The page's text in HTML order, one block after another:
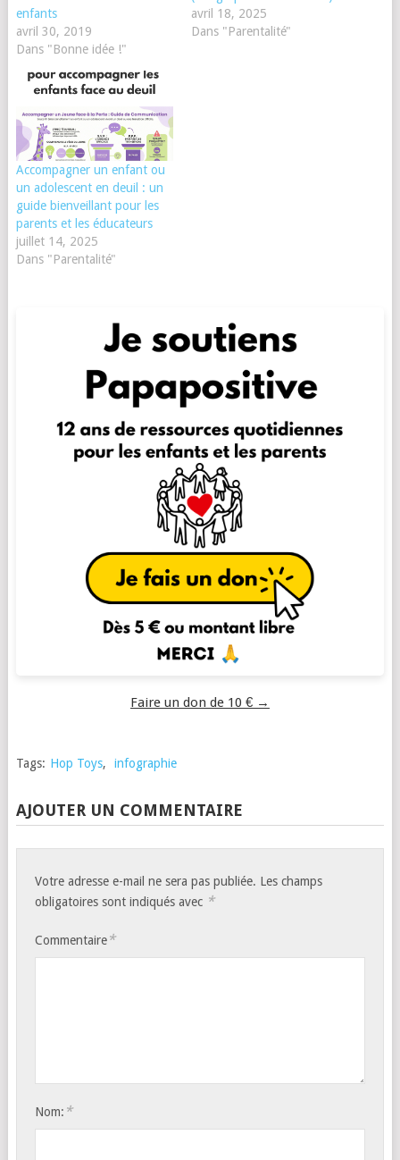
enfants
avril 30, 2019
Dans "Bonne idée !"
avril 18, 2025
Dans "Parentalité"
Accompagner un enfant ou
un adolescent en deuil : un
guide bienveillant pour les
parents et les éducateurs
juillet 14, 2025
Dans "Parentalité"
Faire un don de 10 € →
Tags: Hop Toys, infographie
AJOUTER UN COMMENTAIRE
Votre adresse e-mail ne sera pas publiée. Les champs
obligatoires sont indiqués avec *
Commentaire*
Nom: *